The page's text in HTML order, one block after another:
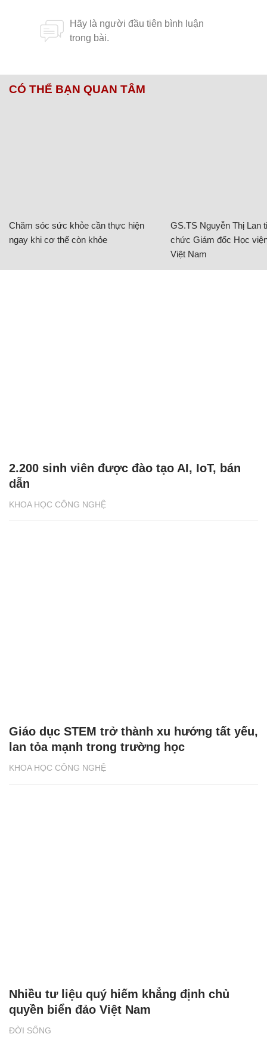
CÓ THỂ BẠN QUAN TÂM
Chăm sóc sức khỏe cần thực hiện
ngay khi cơ thể còn khỏe
GS.TS Nguyễn Thị Lan
chức Giám đốc Học
Việt Nam
KHOA HỌC CÔNG NGHỆ
2.200 sinh viên được đào tạo AI, IoT, bán
dẫn
KHOA HỌC CÔNG NGHỆ
Giáo dục STEM trở thành xu hướng tất yếu,
lan tỏa mạnh trong trường học
ĐỜI SỐNG
Nhiều tư liệu quý hiếm khẳng định chủ
quyền biển đảo Việt Nam